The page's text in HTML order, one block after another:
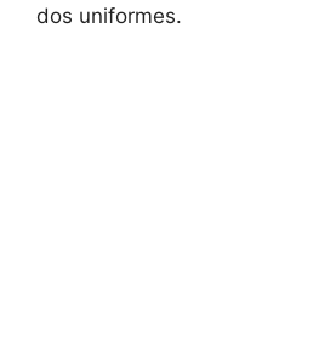
dos uniformes.